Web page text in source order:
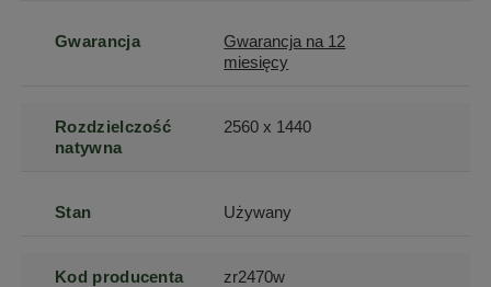
Gwarancja
Gwarancja na 12
miesięcy
Rozdzielczość
natywna
2560 x 1440
Stan Używany
Kod producenta zr2470w